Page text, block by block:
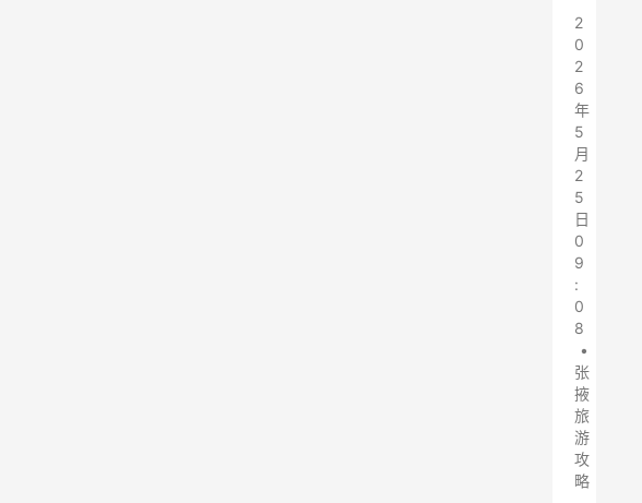
2
0
2
6
年
5
月
2
5
日
0
9
:
0
8
•
张
掖
旅
游
攻
略